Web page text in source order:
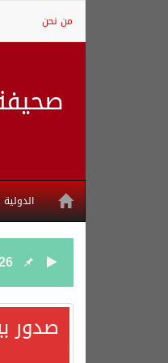
من نحن
الدولية
صدور